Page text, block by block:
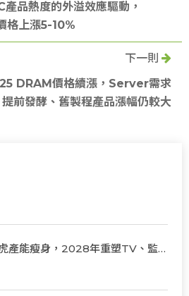
品熱度的外溢效應驅動，
上漲5-10%
下一則
DRAM價格續漲，Server需求
提前發酵、舊製程產品漲幅仍較大
產能瘦身，2028年重塑TV、監
版圖